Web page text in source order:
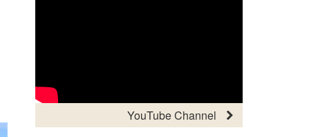
YouTube Channel